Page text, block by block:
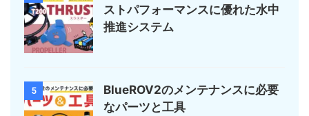
ストパフォーマンスに優れた水中
推進システム
5
BlueROV2のメンテナンスに必要
なパーツと工具